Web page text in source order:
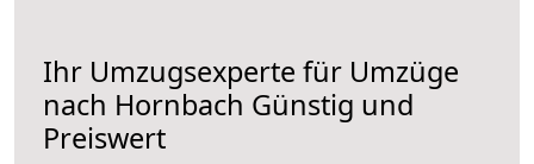
Ihr Umzugsexperte für Umzüge
nach Hornbach Günstig und
Preiswert